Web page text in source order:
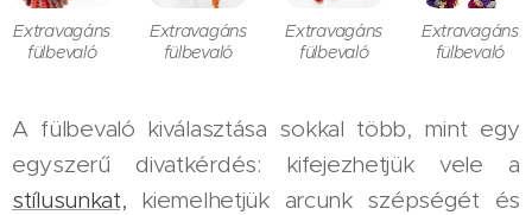
Extravagáns
fülbevaló
Extravagáns
fülbevaló
Extravagáns
fülbevaló
Extravagáns
fülbevaló
A fülbevaló kiválasztása sokkal több, mint egy
egyszerű divatkérdés: kifejezhetjük vele a
stílusunkat, kiemelhetjük arcunk szépségét és